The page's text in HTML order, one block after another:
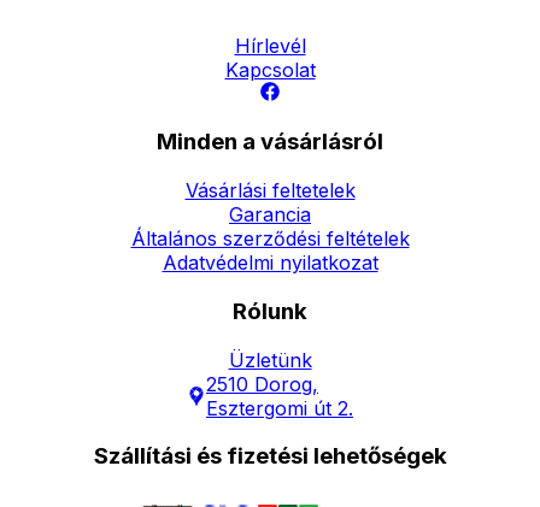
Hírlevél
Kapcsolat
Minden a vásárlásról
Vásárlási feltetelek
Garancia
Általános szerződési feltételek
Adatvédelmi nyilatkozat
Rólunk
Üzletünk
2510 Dorog,
Esztergomi út 2.
Szállítási és fizetési lehetőségek